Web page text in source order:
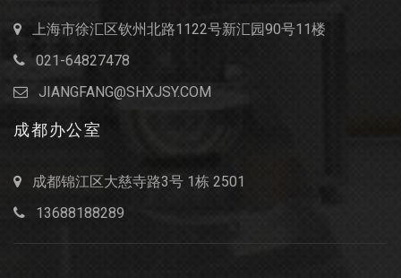
上海市徐汇区钦州北路1122号新汇园90号11楼
021-64827478
JIANGFANG@SHXJSY.COM
成都办公室
成都锦江区大慈寺路3号 1栋 2501
13688188289